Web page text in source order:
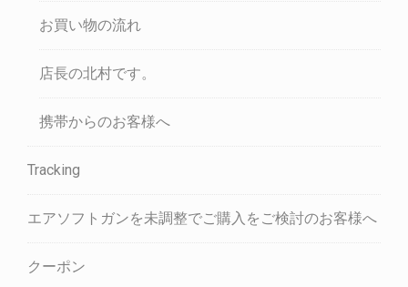
お買い物の流れ
店長の北村です。
携帯からのお客様へ
Tracking
エアソフトガンを未調整でご購入をご検討のお客様へ
クーポン